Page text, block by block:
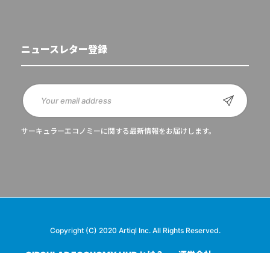
ニュースレター登録
サーキュラーエコノミーに関する最新情報をお届けします。
Copyright (C) 2020 Artiql Inc. All Rights Reserved.